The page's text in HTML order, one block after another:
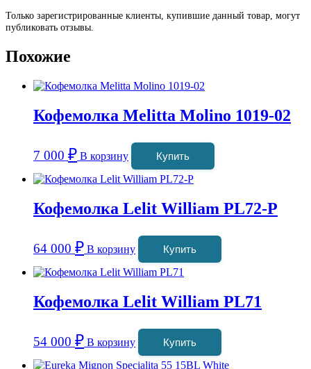
Только зарегистрированные клиенты, купившие данный товар, могут
публиковать отзывы.
Похожие
Кофемолка Melitta Molino 1019-02
7 000 ₽ В корзину Купить
Кофемолка Lelit William PL72-P
64 000 ₽ В корзину Купить
Кофемолка Lelit William PL71
54 000 ₽ В корзину Купить